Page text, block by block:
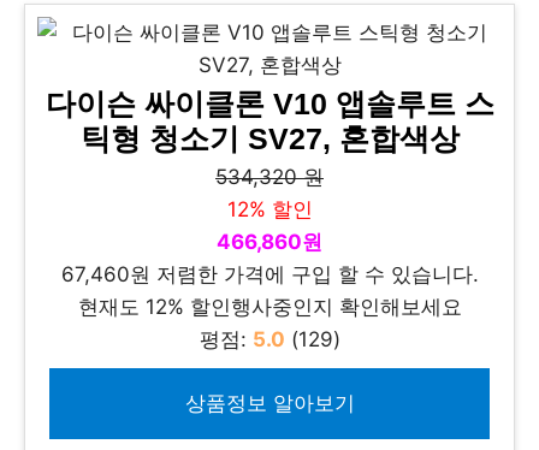
다이슨 싸이클론 V10 앱솔루트 스
틱형 청소기 SV27, 혼합색상
534,320 원
12% 할인
466,860원
67,460원 저렴한 가격에 구입 할 수 있습니다.
현재도 12% 할인행사중인지 확인해보세요
평점: 5.0 (129)
상품정보 알아보기